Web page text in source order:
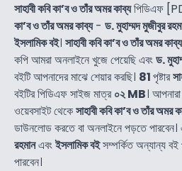
সাহাবী কবি কা’ব ও তাঁর অমর কাব্যপিডিএফ
কা’ব ও তাঁর অমর কাব্য- ড. মুহাম্মদ মুজীবুর
ইসলামিক বই। সাহাবী কবি কা’ব ও তাঁর অমর কাব্য
কপি আমরা অনলাইনে খুজে পেয়েছি এবংড.
বইটি আপনাদের মাঝে শেয়ার করছি। 81পৃষ্টার
বইটির পিডিএফ সাইজ মাত্র০২ MB।
ওয়েবসাইট থেকেসাহাবী কবি কা’ব ও তাঁর অমর
ডাউনলোড করতে বা অনলাইনে পড়তে
রহমানএবংইসলামিক বইসম্পর্কিত অন্যান্য
পারবেন।